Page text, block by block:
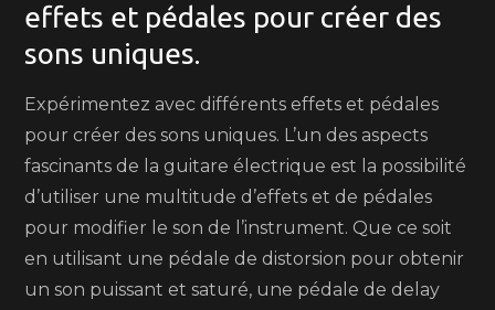
effets et pédales pour créer des
sons uniques.
Expérimentez avec différents effets et pédales
pour créer des sons uniques. L’un des aspects
fascinants de la guitare électrique est la possibilité
d’utiliser une multitude d’effets et de pédales
pour modifier le son de l’instrument. Que ce soit
en utilisant une pédale de distorsion pour obtenir
un son puissant et saturé, une pédale de delay